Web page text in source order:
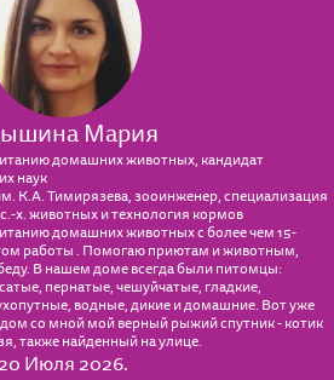
Мария
домашних животных, кандидат
наук
К.А. Тимирязева, зооинженер, специализация
х. животных и технология кормов
домашних животных с более чем 15-
работы . Помогаю приютам и животным,
В нашем доме всегда были питомцы:
пернатые, чешуйчатые, гладкие,
водные, дикие и домашние. Вот уже
со мной мой верный рыжий спутник - котик
также найденный на улице.
20 Июля 2026.